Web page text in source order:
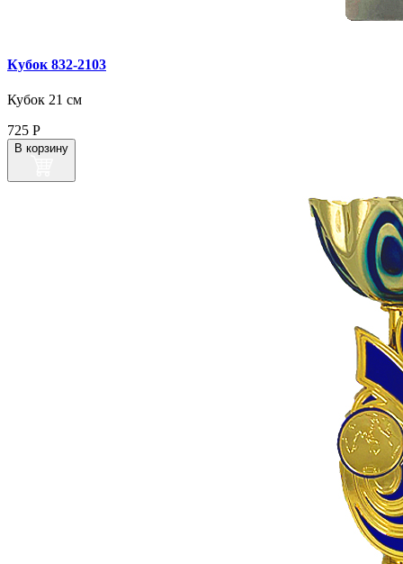
Кубок 832‑2103
Кубок 21 см
725 Р
В корзину